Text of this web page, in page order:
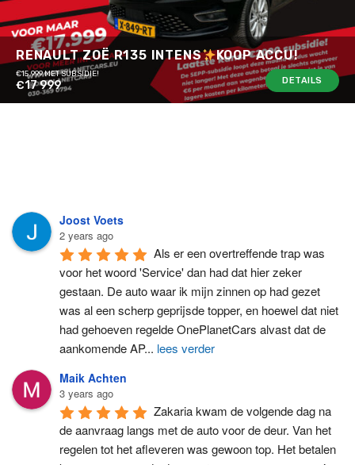
RENAULT ZOË R135 INTENS KOOP ACCU!
€15.999 MET SUBSIDIE!
€17 999 DETAILS
Joost Voets
2 years ago
Als er een overtreffende trap was
voor het woord 'Service' dan had dat hier zeker
gestaan. De auto waar ik mijn zinnen op had gezet
was al een scherp geprijsde topper, en hoewel dat niet
had gehoeven regelde OnePlanetCars alvast dat de
aankomende AP... lees verder
Maik Achten
3 years ago
Zakaria kwam de volgende dag na
de aanvraag langs met de auto voor de deur. Van het
regelen tot het afleveren was gewoon top. Het betalen